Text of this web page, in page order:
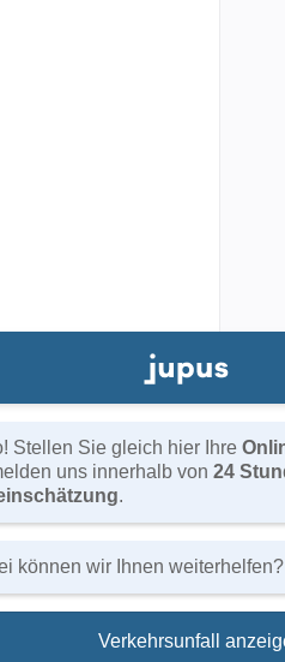
Sie eine
wieder mit Ihnen
Strafrecht,
und
Amts- und
des
und
Stellen Sie gleich hier Ihre
uns innerhalb von 24
.
können wir Ihnen weiterhelfen?
Verkehrsunfall